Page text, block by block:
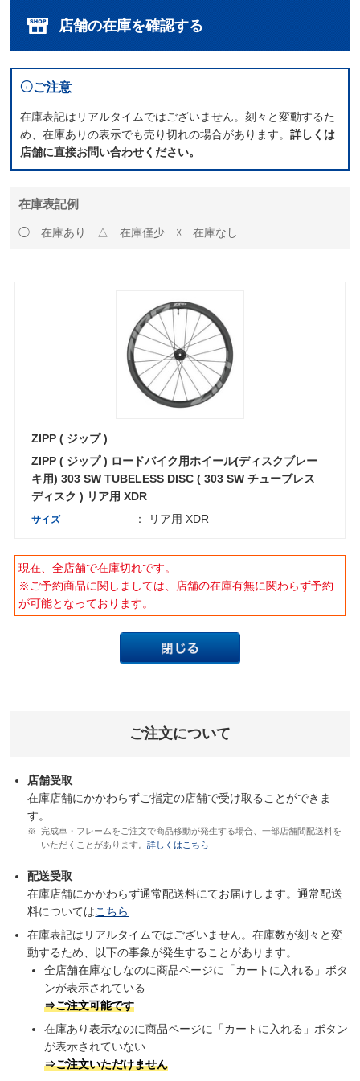
店舗の在庫を確認する
ご注意
在庫表記はリアルタイムではございません。刻々と変動するた
め、在庫ありの表示でも売り切れの場合があります。詳しくは
店舗に直接お問い合わせください。
在庫表記例
◯…在庫あり △…在庫僅少 ☓…在庫なし
ZIPP ( ジップ )
ZIPP ( ジップ ) ロードバイク用ホイール(ディスクブレー
キ用) 303 SW TUBELESS DISC ( 303 SW チューブレス
ディスク ) リア用 XDR
サイズ ： リア用 XDR
現在、全店舗で在庫切れです。
※ご予約商品に関しましては、店舗の在庫有無に関わらず予約
が可能となっております。
ご注文について
店舗受取
在庫店舗にかかわらずご指定の店舗で受け取ることができま
す。
完成車・フレームをご注文で商品移動が発生する場合、一部店舗間配送料を
いただくことがあります。詳しくはこちら
配送受取
在庫店舗にかかわらず通常配送料にてお届けします。通常配送
料についてはこちら
在庫表記はリアルタイムではございません。在庫数が刻々と変
動するため、以下の事象が発生することがあります。
全店舗在庫なしなのに商品ページに「カートに入れる」ボタ
ンが表示されている
⇒ご注文可能です
在庫あり表示なのに商品ページに「カートに入れる」ボタン
が表示されていない
⇒ご注文いただけません